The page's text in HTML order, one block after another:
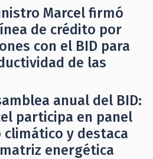
Marcel firmó
de crédito por
con el BID para
de las
anual del BID:
participa en panel
climático y destaca
energética